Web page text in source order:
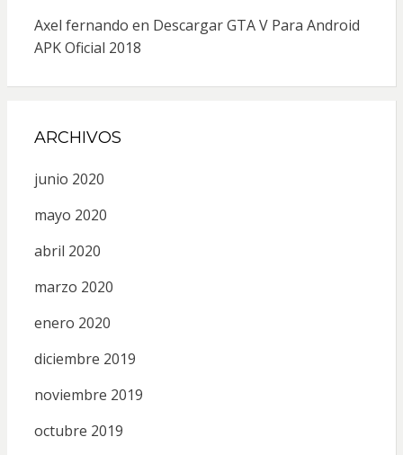
Axel fernando en Descargar GTA V Para Android
APK Oficial 2018
ARCHIVOS
junio 2020
mayo 2020
abril 2020
marzo 2020
enero 2020
diciembre 2019
noviembre 2019
octubre 2019